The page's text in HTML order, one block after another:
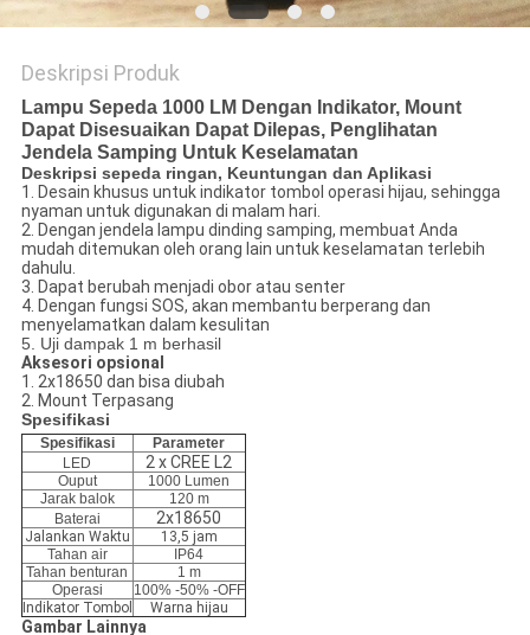
Deskripsi Produk
Lampu Sepeda 1000 LM Dengan Indikator, Mount
Dapat Disesuaikan Dapat Dilepas, Penglihatan
Jendela Samping Untuk Keselamatan
Deskripsi sepeda ringan, Keuntungan dan Aplikasi
1. Desain khusus untuk indikator tombol operasi hijau, sehingga
nyaman untuk digunakan di malam hari.
2. Dengan jendela lampu dinding samping, membuat Anda
mudah ditemukan oleh orang lain untuk keselamatan terlebih
dahulu.
3. Dapat berubah menjadi obor atau senter
4. Dengan fungsi SOS, akan membantu berperang dan
menyelamatkan dalam kesulitan
5. Uji dampak 1 m berhasil
Aksesori opsional
1. 2x18650 dan bisa diubah
2. Mount Terpasang
Spesifikasi
Spesifikasi
Parameter
LED
2 x CREE L2
Ouput
1000 Lumen
Jarak balok
120 m
Baterai
2x18650
Jalankan Waktu
13,5 jam
Tahan air
IP64
Tahan benturan
1 m
Operasi
100% -50% -OFF
Indikator Tombol
Warna hijau
Gambar Lainnya